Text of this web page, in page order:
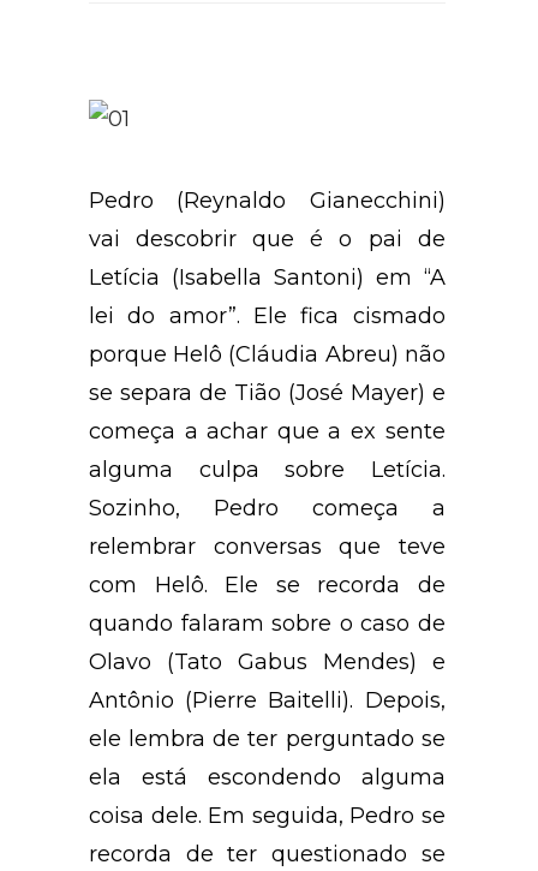
Pedro (Reynaldo Gianecchini)
vai descobrir que é o pai de
Letícia (Isabella Santoni) em “A
lei do amor”. Ele fica cismado
porque Helô (Cláudia Abreu) não
se separa de Tião (José Mayer) e
começa a achar que a ex sente
alguma culpa sobre Letícia.
Sozinho, Pedro começa a
relembrar conversas que teve
com Helô. Ele se recorda de
quando falaram sobre o caso de
Olavo (Tato Gabus Mendes) e
Antônio (Pierre Baitelli). Depois,
ele lembra de ter perguntado se
ela está escondendo alguma
coisa dele. Em seguida, Pedro se
recorda de ter questionado se